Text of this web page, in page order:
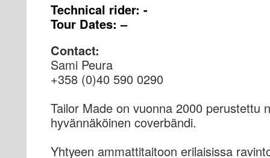
Technical rider: -
Tour Dates: –
Contact:
Sami Peura
+358 (0)40 590 0290
Tailor Made on vuonna 2000 perustettu
hyvännäköinen coverbändi.
Yhtyeen ammattitaitoon erilaisissa